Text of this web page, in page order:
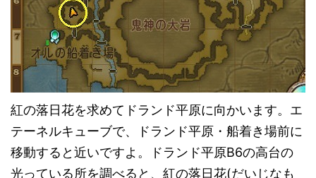
紅の落日花を求めてドランド平原に向かいます。エ
テーネルキューブで、ドランド平原・船着き場前に
移動すると近いですよ。ドランド平原B6の高台の
光っている所を調べると、紅の落日花(だいじなも